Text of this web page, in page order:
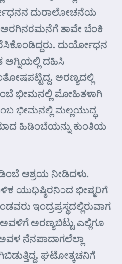
ದುರಾಲೋಚನೆಯ
ಅರಗಿನರಮನೆಗೆ ತಾವೇ ಬೆಂಕಿ
ದುರ್ಯೋಧನ
ಅಗ್ನಿಯಲ್ಲಿ ದಹಿಸಿ
ಅರಣ್ಯದಲ್ಲಿ
ಭೀಮನಲ್ಲಿ ಮೋಹಿತಳಾಗಿ
ಭೀಮನಲ್ಲಿ ಮಲ್ಲಯುದ್ಧ
ಹಿಡಿಂಬೆಯನ್ನು ಕುಂತಿಯ
ಆಶ್ರಯ ನೀಡಿದಳು.
ಯುಧಿಷ್ಠಿರನಿಂದ ಭೀಷ್ಮರಿಗೆ
ಇಂದ್ರಪ್ರಸ್ಥದಲ್ಲಿರುವಾಗ
ಅರಣ್ಯಬಿಟ್ಟು ಎಲ್ಲಿಗೂ
ನೆನಪಾದಾಗಲೆಲ್ಲಾ
ಘಟೋತ್ಕಚನಿಗೆ